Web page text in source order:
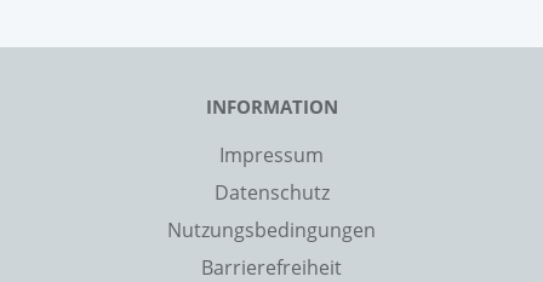
INFORMATION
Impressum
Datenschutz
Nutzungsbedingungen
Barrierefreiheit